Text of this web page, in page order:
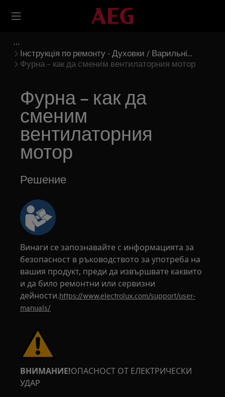
Інструкція по ремонту - Духовки / Варильні
панелі
Фурна – как да сменим вентилаторния мотор
Фурна – как да
сменим
вентилаторния
мотор
Решение
Винаги се запознавайте с информацията за
безопасност в ръководството за употреба на
вашия продукт, преди да извършвате каквито
и да било ремонтни или сервизни
дейности.https://www.electrolux.com/support/user-
manuals/
ВНИМАНИЕ!ОПАСНОСТ ОТ ЕЛЕКТРИЧЕСКИ
УДАР